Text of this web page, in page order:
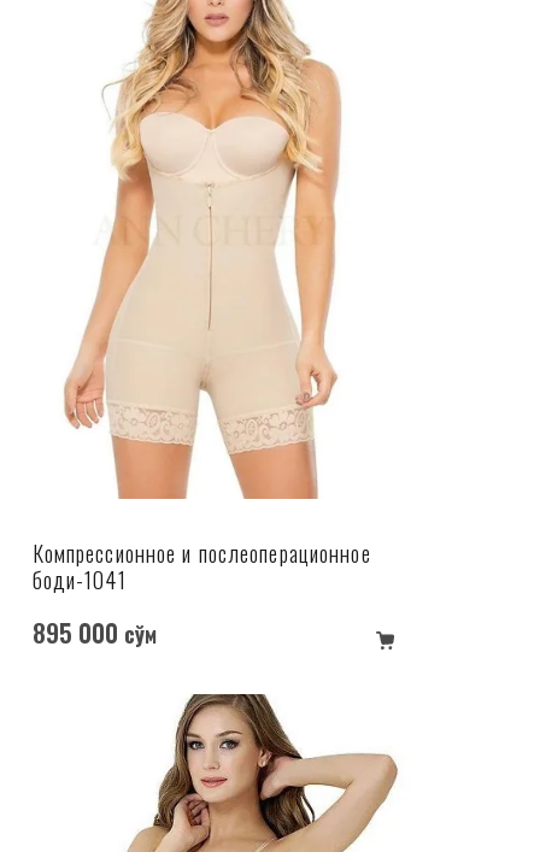
Компрессионное и послеоперационное
боди-1041
895 000 сўм